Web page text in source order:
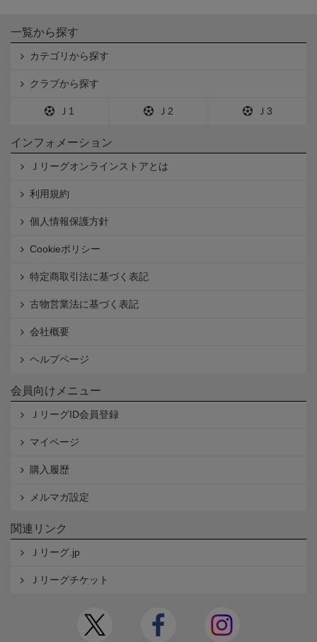
一覧から探す
カテゴリから探す
クラブから探す
Ｊ1 Ｊ2 Ｊ3
インフォメーション
Ｊリーグオンラインストアとは
利用規約
個人情報保護方針
Cookieポリシー
特定商取引法に基づく表記
古物営業法に基づく表記
会社概要
ヘルプページ
会員向けメニュー
ＪリーグID会員登録
マイページ
購入履歴
メルマガ設定
関連リンク
Ｊリーグ.jp
Ｊリーグチケット